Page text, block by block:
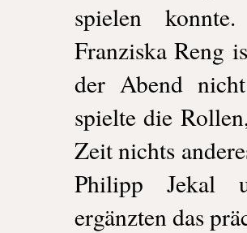
spielen
Franziska Reng
der Abend
spielte die
Zeit nichts
Philipp Jekal
ergänzten das